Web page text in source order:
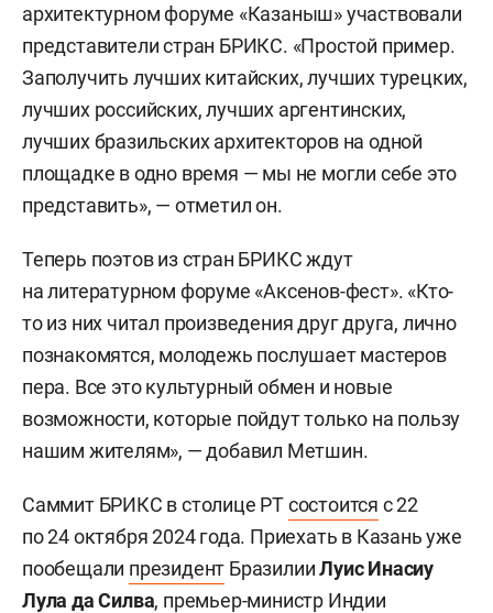
архитектурном форуме «Казаныш» участвовали
представители стран БРИКС. «Простой пример.
Заполучить лучших китайских, лучших турецких,
лучших российских, лучших аргентинских,
лучших бразильских архитекторов на одной
площадке в одно время — мы не могли себе это
представить», — отметил он.
Теперь поэтов из стран БРИКС ждут
на литературном форуме «Аксенов-фест». «Кто-
то из них читал произведения друг друга, лично
познакомятся, молодежь послушает мастеров
пера. Все это культурный обмен и новые
возможности, которые пойдут только на пользу
нашим жителям», — добавил Метшин.
Саммит БРИКС в столице РТсостоится с 22
по 24 октября 2024 года. Приехать в Казань уже
пообещали президент БразилииЛуис Инасиу
Лула да Силва, премьер-министр Индии